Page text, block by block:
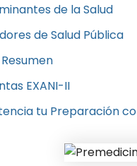
de la Salud
de Salud Pública
EXANI-II
tu Preparación